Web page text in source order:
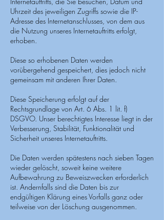
Uhrzeit des jeweiligen Zugriffs sowie die IP-
Adresse des Internetanschlusses, von dem aus
die Nutzung unseres Internetauftritts erfolgt,
erhoben.
Diese so erhobenen Daten werden
vorübergehend gespeichert, dies jedoch nicht
gemeinsam mit anderen Ihrer Daten.
Diese Speicherung erfolgt auf der
Rechtsgrundlage von Art. 6 Abs. 1 lit. f)
DSGVO. Unser berechtigtes Interesse liegt in der
Verbesserung, Stabilität, Funktionalität und
Sicherheit unseres Internetauftritts.
Die Daten werden spätestens nach sieben Tagen
wieder gelöscht, soweit keine weitere
Aufbewahrung zu Beweiszwecken erforderlich
ist. Andernfalls sind die Daten bis zur
endgültigen Klärung eines Vorfalls ganz oder
teilweise von der Löschung ausgenommen.